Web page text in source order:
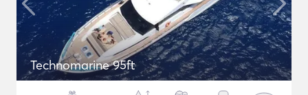
Technomarine 95ft